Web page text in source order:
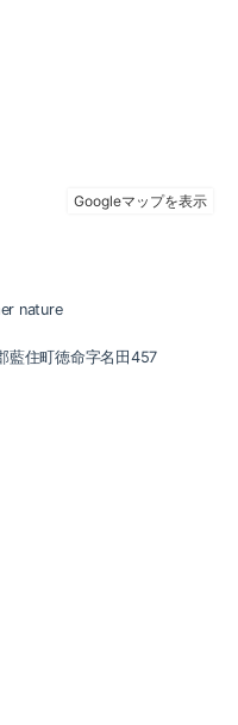
nature
藍住町徳命字名田457